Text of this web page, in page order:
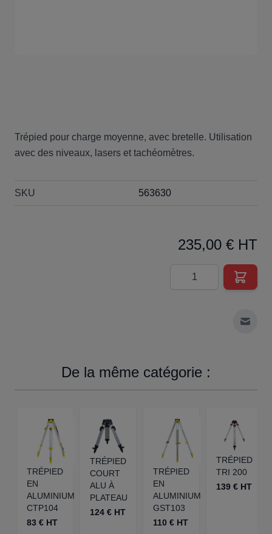
Trépied pour charge moyenne, avec bretelle. Utilisation
avec des niveaux, lasers et tachéomètres.
SKU 563630
235,00 € HT
Quantité
De la même catégorie :
TRÉPIED
EN
ALUMINIUM
CTP104
83 € HT
TRÉPIED
COURT
ALU À
PLATEAU
124 € HT
TRÉPIED
EN
ALUMINIUM
GST103
110 € HT
TRÉPIED
TRI 200
139 € HT